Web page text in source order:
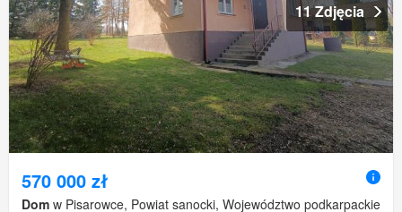
11 Zdjęcia
570 000 zł
Dom w Pisarowce, Powiat sanocki, Województwo podkarpackie